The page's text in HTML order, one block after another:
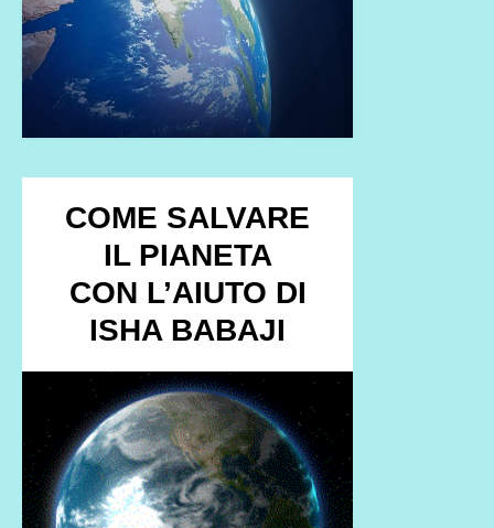
COME SALVARE
IL PIANETA
CON L’AIUTO DI
ISHA BABAJI